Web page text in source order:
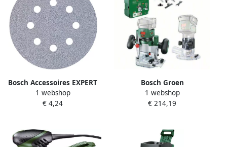
Bosch Accessoires EXPERT
Starlock CoatedCarbide
invalzaagblad AIZ 32 APILT
2608902395
1 webshop
€ 4,24
Bosch Groen
Accukantenfrees
AdvancedTrimRouter 18V-8
1 webshop
€ 214,19